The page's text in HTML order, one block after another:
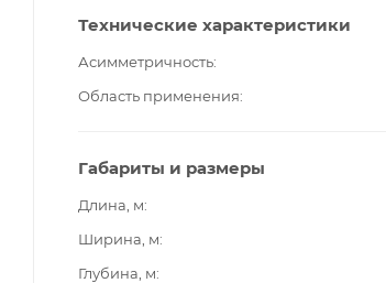
Технические характеристики
Асимметричность
Область применения
Габариты и размеры
Длина, м
Ширина, м
Глубина, м